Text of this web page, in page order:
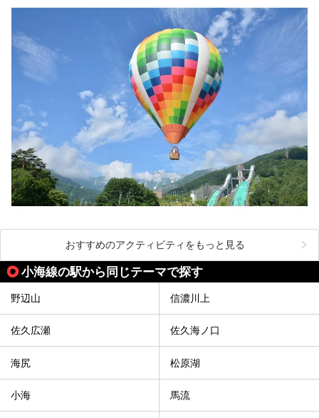
おすすめのアクティビティをもっと見る
小海線の駅から同じテーマで探す
野辺山 信濃川上
佐久広瀬 佐久海ノ口
海尻 松原湖
小海 馬流